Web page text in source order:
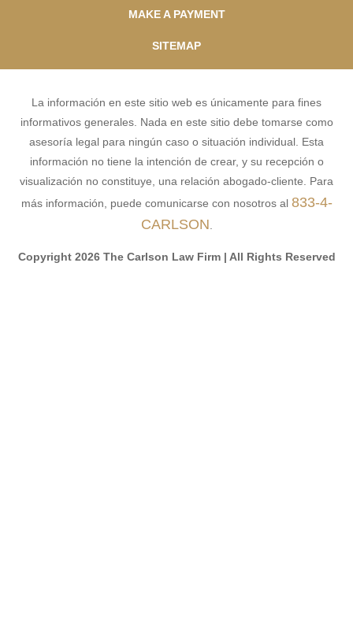
MAKE A PAYMENT
SITEMAP
La información en este sitio web es únicamente para fines
informativos generales. Nada en este sitio debe tomarse como
asesoría legal para ningún caso o situación individual. Esta
información no tiene la intención de crear, y su recepción o
visualización no constituye, una relación abogado-cliente. Para
más información, puede comunicarse con nosotros al 833-4-
CARLSON
Copyright 2026 The Carlson Law Firm | All Rights Reserved